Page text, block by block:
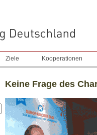
Ziele Kooperationen
Keine Frage des